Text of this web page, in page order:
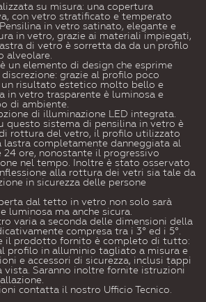
su misura: una copertura
con vetro stratificato e temperato
in vetro satinato, elegante e
in vetro, grazie ai materiali impiegati,
di vetro è sorretta da da un profilo
alveolare.
un elemento di design che esprime
grazie al profilo poco
risultato estetico molto bello e
in vetro trasparente è luminosa e
di ambiente.
di illuminazione LED integrata.
questo sistema di pensilina in vetro è
di rottura del vetro, il profilo utilizzato
lastra completamente danneggiata al
ore, nonostante il progressivo
nel tempo. Inoltre è stato osservato
alla rottura dei vetri sia tale da
in sicurezza delle persone
dal tetto in vetro non solo sarà
luminosa ma anche sicura.
varia a seconda delle dimensioni della
compresa tra i 3° ed i 5°.
il prodotto fornito è completo di tutto:
profilo in alluminio tagliato a misura e
e accessori di sicurezza, inclusi tappi
vista. Saranno inoltre fornite istruzioni
contatta il nostro Ufficio Tecnico.